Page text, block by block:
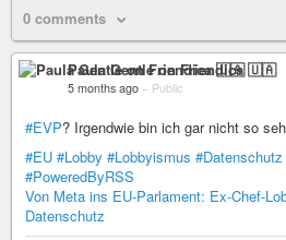
0 comments
Paula Gentle on Friendica 🇺🇦
5 months ago – Public
#EVP? Irgendwie bin ich gar nicht so
#EU #Lobby #Lobbyismus #Datenschutz
#PoweredByRSS
Von Meta ins EU-Parlament: Ex-Chef-
Datenschutz